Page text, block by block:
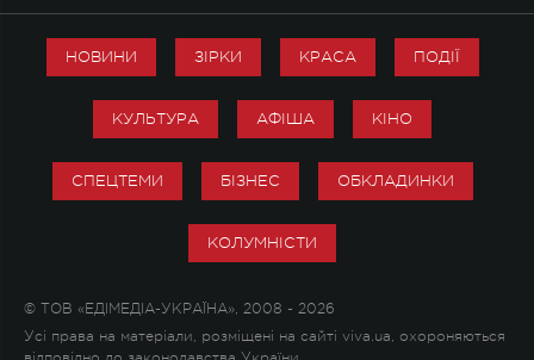
НОВИНИ ЗІРКИ КРАСА ПОДІЇ
КУЛЬТУРА АФІША КІНО
СПЕЦТЕМИ БІЗНЕС ОБКЛАДИНКИ
КОЛУМНІСТИ
© ТОВ «ЕДІМЕДІА-УКРАЇНА», 2008 - 2026
Усі права на матеріали, розміщені на сайті viva.ua, охороняються